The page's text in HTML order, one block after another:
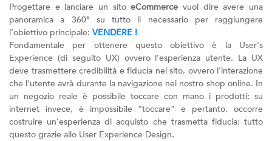
Progettare e lanciare un sitoeCommerce vuol dire avere una
panoramica a 360° su tutto il necessario per raggiungere
l’obiettivo principale: VENDERE !
Fondamentale per ottenere questo obiettivo è la User's
Experience (di seguito UX) ovvero l’esperienza utente. La UX
deve trasmettere credibilità e fiducia nel sito, ovvero l’interazione
che l’utente avrà durante la navigazione nel nostro shop online. In
un negozio reale è possibile toccare con mano i prodotti; su
internet invece, è impossibile “toccare” e pertanto, occorre
costruire un’esperienza di acquisto che trasmetta fiducia: tutto
questo grazie allo User Experience Design.